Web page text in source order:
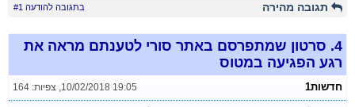
תגובה מהירה בתגובה להודעה #1
4. סרטון שמתפרסם באתר סורי לטענתם מראה את
רגע הפגיעה במטוס
חדשות1 10/02/2018 19:05
, צפיות: 164